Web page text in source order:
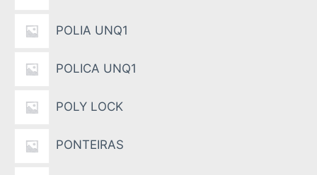
POLIA UNQ1
POLICA UNQ1
POLY LOCK
PONTEIRAS